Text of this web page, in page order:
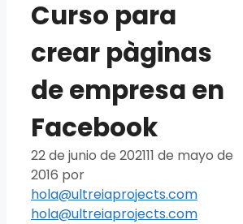
Curso para
crear pàginas
de empresa en
Facebook
22 de junio de 202111 de mayo de
2016 por
hola@ultreiaprojects.com
hola@ultreiaprojects.com